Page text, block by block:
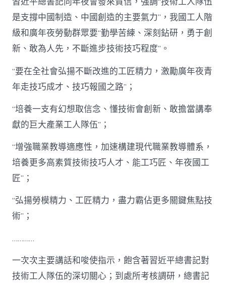
是支撐中國制造、中國創造的主要氣力”，我國工人階
級和廣年夜勞動群眾要“勤學苦練、深刻鉆研，勇于創
新、敢為人先，不斷進步技術技巧程度”。
“要在全社會弘揚不斷改進的工匠精力，激勵廣年夜青
年走技巧成才、技巧報國之路”；
“培養一支有幻想取信念、懂技術會創新、敢擔當講奉
獻的巨大產業工人隊伍”；
“增強職業教導適應性，加速構建現代職業教導體系，
培養更多高素質技術技巧人才、能工巧匠、年夜國工
匠”；
“弘揚勞模精力、工匠精力，盡力霸佔更多關鍵焦點技
術”；
…………
一次次主要講話和唆使指示，飽含著習近平總書記對
技術工人隊伍的深切關心；到處所考核調研，總書記